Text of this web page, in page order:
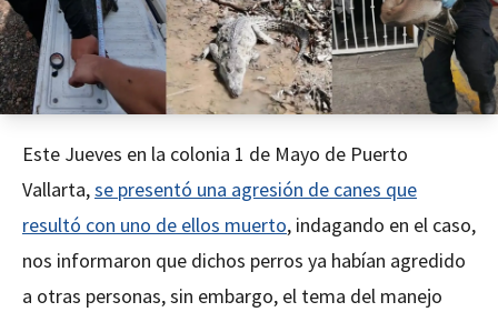
Este Jueves en la colonia 1 de Mayo de Puerto
Vallarta,se presentó una agresión de canes que
resultó con uno de ellos muerto, indagando en el caso,
nos informaron que dichos perros ya habían agredido
a otras personas, sin embargo, el tema del manejo